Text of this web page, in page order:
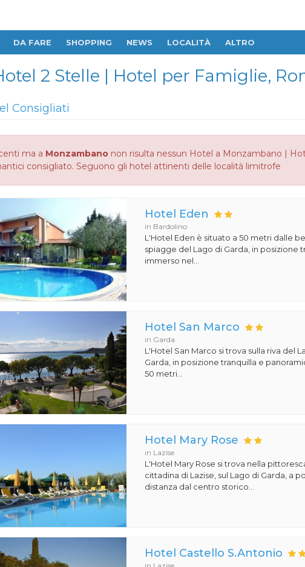
DA FARE SHOPPING NEWS LOCALITÀ ALTRO
2 Stelle | Hotel per Famiglie,
Consigliati
ma a Monzambanonon risulta nessun Hotel a Monzambano |
consigliato. Seguono gli hotel attinenti delle località limitrofe
Hotel Eden
in Bardolino
L'Hotel Eden è situato a 50 metri dalle
spiagge del Lago di Garda, in posizione
immerso nel...
Hotel San Marco
in Garda
L'Hotel San Marco si trova sulla riva del
Garda, in posizione tranquilla e
50 metri...
Hotel Mary Rose
in Lazise
L'Hotel Mary Rose si trova nella
cittadina di Lazise, sul Lago di Garda, a
distanza dal centro storico...
Hotel Castello S.Antonio